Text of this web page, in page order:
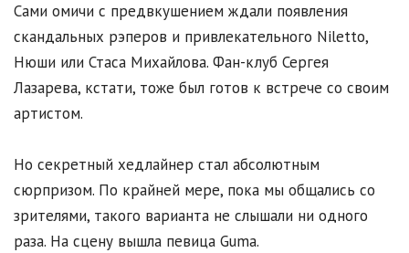
Сами омичи с предвкушением ждали появления
скандальных рэперов и привлекательного Niletto,
Нюши или Стаса Михайлова. Фан-клуб Сергея
Лазарева, кстати, тоже был готов к встрече со своим
артистом.
Но секретный хедлайнер стал абсолютным
сюрпризом. По крайней мере, пока мы общались со
зрителями, такого варианта не слышали ни одного
раза. На сцену вышла певица Guma.